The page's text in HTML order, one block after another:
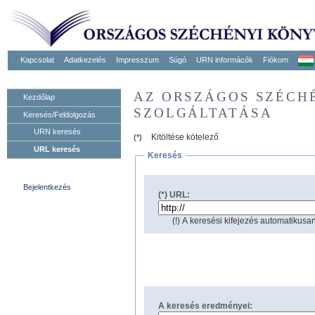
Kapcsolat Adatkezelés Impresszum Súgó URN informácók Fiókom
Kezdőlap
Keresés/Feldolgozás
URN keresés
URL keresés
Bejelentkezés
AZ ORSZÁGOS
SZOLGÁLTATÁSA
(*)
Kitöltése kötelező
Keresés
(*) URL:
(!) A keresési kifejezés
A keresés eredményei: